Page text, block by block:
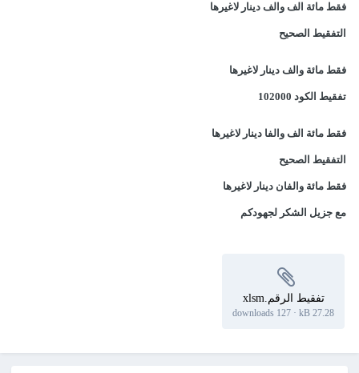
فقط مائة الف والف دينار لاغيرها
التفقيط الصحيح
فقط مائة والف دينار لاغيرها
تفقيط الكود 102000
فقط مائة الف والفا دينار لاغيرها
التفقيط الصحيح
فقط مائة والفان دينار لاغيرها
مع جزيل الشكر لجهودكم
تفقيط الرقم.xlsm
27.28 kB
·
127 downloads